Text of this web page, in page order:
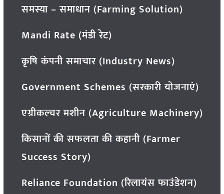
समस्या – समाधान (Farming Solution)
Mandi Rate (मंडी रेट)
कृषि कंपनी समाचार (Industry News)
Government Schemes (सरकारी योजनाएं)
एग्रीकल्चर मशीन (Agriculture Machinery)
किसानों की सफलता की कहानी (Farmer
Success Story)
Reliance Foundation (रिलायंस फाउंडेशन)